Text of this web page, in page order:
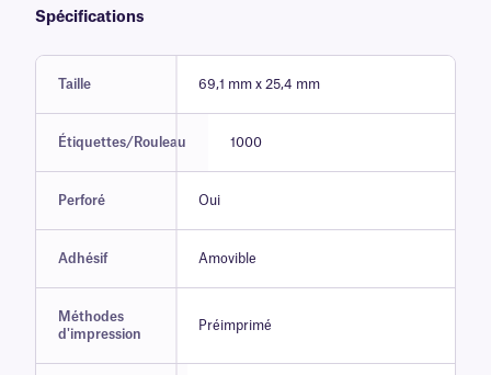
Spécifications
Taille 69,1 mm x 25,4 mm
Étiquettes/Rouleau 1000
Perforé Oui
Adhésif Amovible
Méthodes
d'impression
Préimprimé